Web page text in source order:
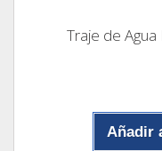
Traje de Agua
Añadir